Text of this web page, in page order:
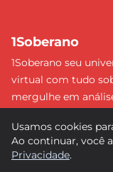
1Soberano
1Soberano seu
virtual com tudo
mergulhe em
detalhe e faça
tricolor paulista.
Usamos cookies
Ao continuar, você
Privacidade.